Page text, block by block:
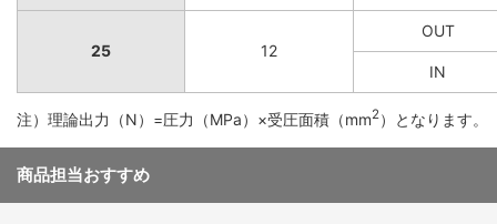
25 12
OUT
IN
注）理論出力（N）=圧力（MPa）×受圧面積（mm2 ）となります。
商品担当おすすめ